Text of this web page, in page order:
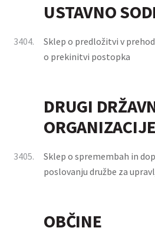
USTAVNO
3404.
Sklep o predložitvi v
o prekinitvi postopka
DRUGI
ORGANIZACIJE
3405.
Sklep o spremembah in
poslovanju družbe za
OBČINE